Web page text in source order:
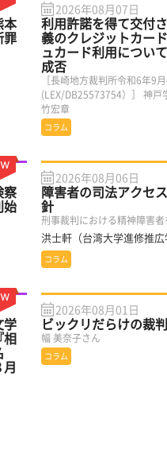
本
罪
2026年08月07日
利用許諾を得て交付
義のクレジットカー
ュカード利用につい
成否
［長崎地方裁判所令和6年9
(LEX/DB25573754）］ 神戸
竹宏章
コラム
察
始
2026年08月06日
障害者の司法アクセ
針
刑事裁判における精神障害
洪士軒（台湾大学進修推広
コラム
学
相
2026年08月01日
ビックリだらけの裁
幅 美奈子さん
コラム